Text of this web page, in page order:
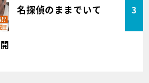
名探偵のままでいて 3